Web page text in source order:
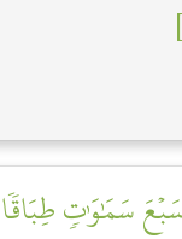
سَمَٰوَٰتٖ طِبَاقٗا